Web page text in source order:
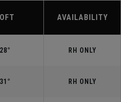
AVAILABILITY
28° RH ONLY
31° RH ONLY